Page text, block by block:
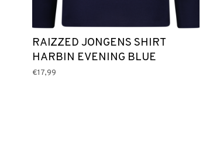
RAIZZED JONGENS SHIRT
HARBIN EVENING BLUE
€17,99